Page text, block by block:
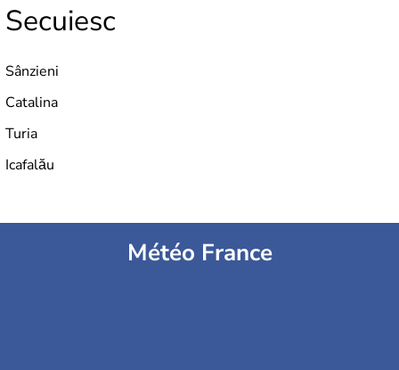
Secuiesc
Sânzieni
Catalina
Turia
Icafalău
Météo France